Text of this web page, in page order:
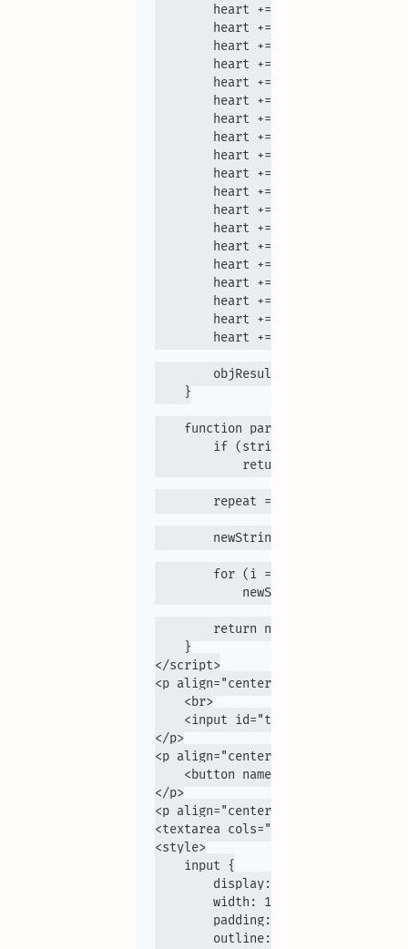
heart += "__" +
heart += "_" +
heart += "_" +
heart +=
heart +=
heart +=
heart +=
heart += "_" +
heart += "__" +
heart += "____" +
heart += "______" +
heart += "_________" +
heart += "____________" +
heart += "______________"
heart +=
heart +=
heart +=
heart +=
heart +=
        objResult.value = heart;
    }
function partString(string,
        if (string.length >= num)
return
repeat = Math.ceil(num /
        newString = "";
for (i = 0; i < repeat;
            newString += string;
return
    }
</script>
<p align="center">
    <br>
<input id="text" name="text"
</p>
<p align="center">
<button name="Create Heart"
</p>
<p align="center">Copy hình vừa
<textarea cols="45" rows="23"
<style>
    input {
        display: block;
        width: 100%;
        padding: 14px 20px;
        outline: 0;